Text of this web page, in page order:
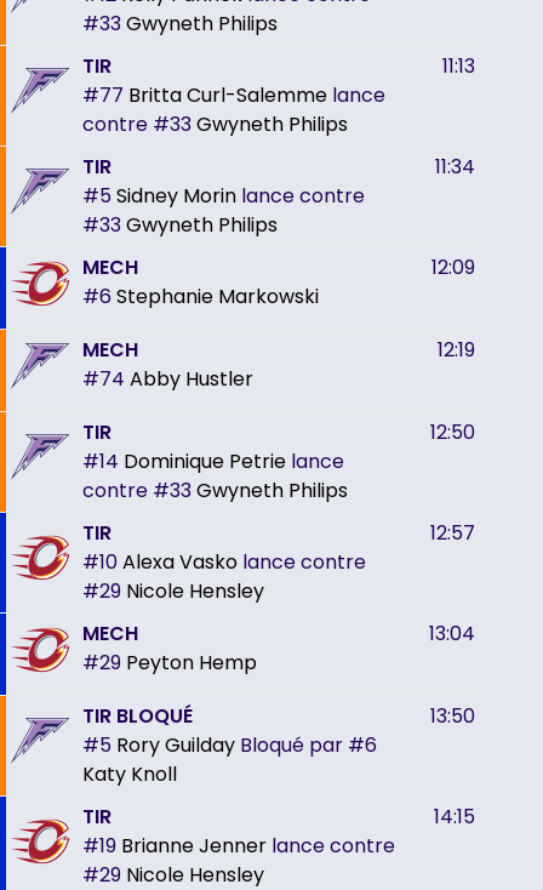
#33Gwyneth Philips
TIR
#77 Britta Curl-Salemme lance
contre #33Gwyneth Philips
11:13
TIR
#5Sidney Morin lance contre
#33Gwyneth Philips
11:34
MECH
#6Stephanie Markowski
12:09
MECH
#74 Abby Hustler
12:19
TIR
#14 Dominique Petrie lance
contre #33Gwyneth Philips
12:50
TIR
#10Alexa Vasko lance contre
#29 Nicole Hensley
12:57
MECH
#29 Peyton Hemp
13:04
TIR BLOQUÉ
#5 Rory Guilday Bloqué par #6
Katy Knoll
13:50
TIR
#19 Brianne Jenner lance contre
#29 Nicole Hensley
14:15